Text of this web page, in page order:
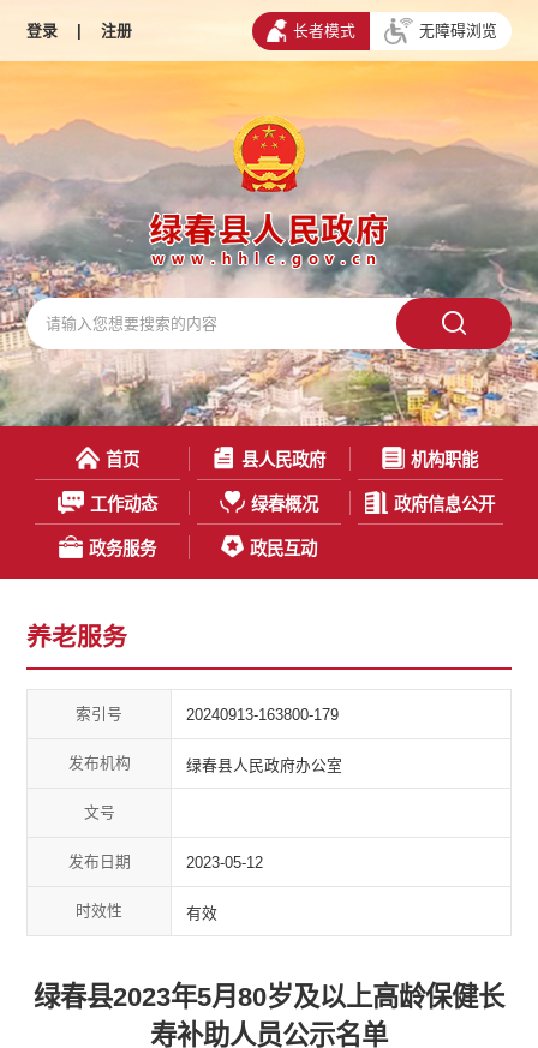
登录 | 注册 长者模式 无障碍浏览
首页 县人民政府 机构职能
工作动态 绿春概况 政府信息公开
政务服务 政民互动
养老服务
索引号 20240913-163800-179
发布机构 绿春县人民政府办公室
文号
发布日期 2023-05-12
时效性 有效
绿春县2023年5月80岁及以上高龄保健长
寿补助人员公示名单